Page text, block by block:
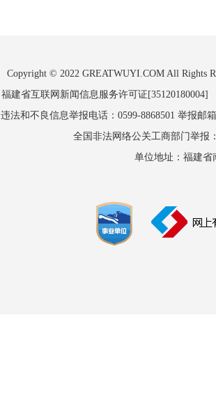
Copyright © 2022 GREATWUYI.COM All Rights
福建省互联网新闻信息服务许可证
违法和不良信息举报电话：0599-8868501 举报邮
全国非法网络公关工商部门举报
单位地址：福建省